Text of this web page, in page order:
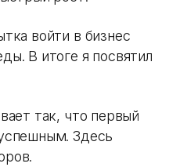
войти в бизнес
В итоге я посвятил
так, что первый
Здесь